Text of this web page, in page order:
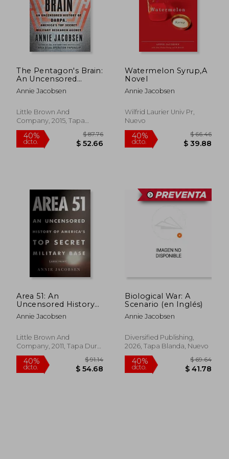
45%
dcto. $ 28.49
45%
dcto.
40%
dcto.
$ 85.51
$ 51.31
40%
dcto. $
The Pentagon's Brain:
An Uncensored
History of Darpa,
America's Top-Secret
Agency (en Inglés)
Annie Jacobsen
Little Brown And
Company, 2015, Tapa
Dura, Nuevo
Watermelon Syrup,A
Novel
Annie Jacobsen
Wilfrid Laurier Univ Pr,
Nuevo
Area 51: An
Uncensored History
of America's top
Secret Military Base
Annie Jacobsen
Little Brown And
Company, 2011, Tapa Dura,
Nuevo
Biological War: A
Scenario (en Inglés)
Annie Jacobsen
Diversified Publishing,
2026, Tapa Blanda, Nuevo